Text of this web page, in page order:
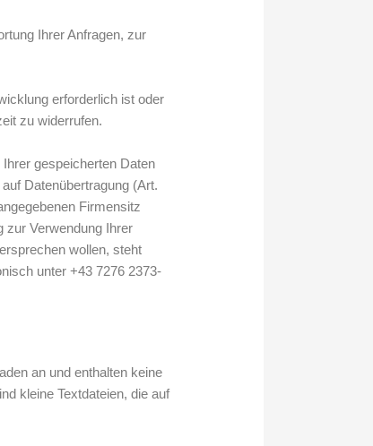
Ihrer Anfragen, zur
erforderlich ist oder
zu widerrufen.
gespeicherten Daten
Datenübertragung (Art.
Firmensitz
zur Verwendung Ihrer
wollen, steht
unter +43 7276 2373-
an und enthalten keine
kleine Textdateien, die auf